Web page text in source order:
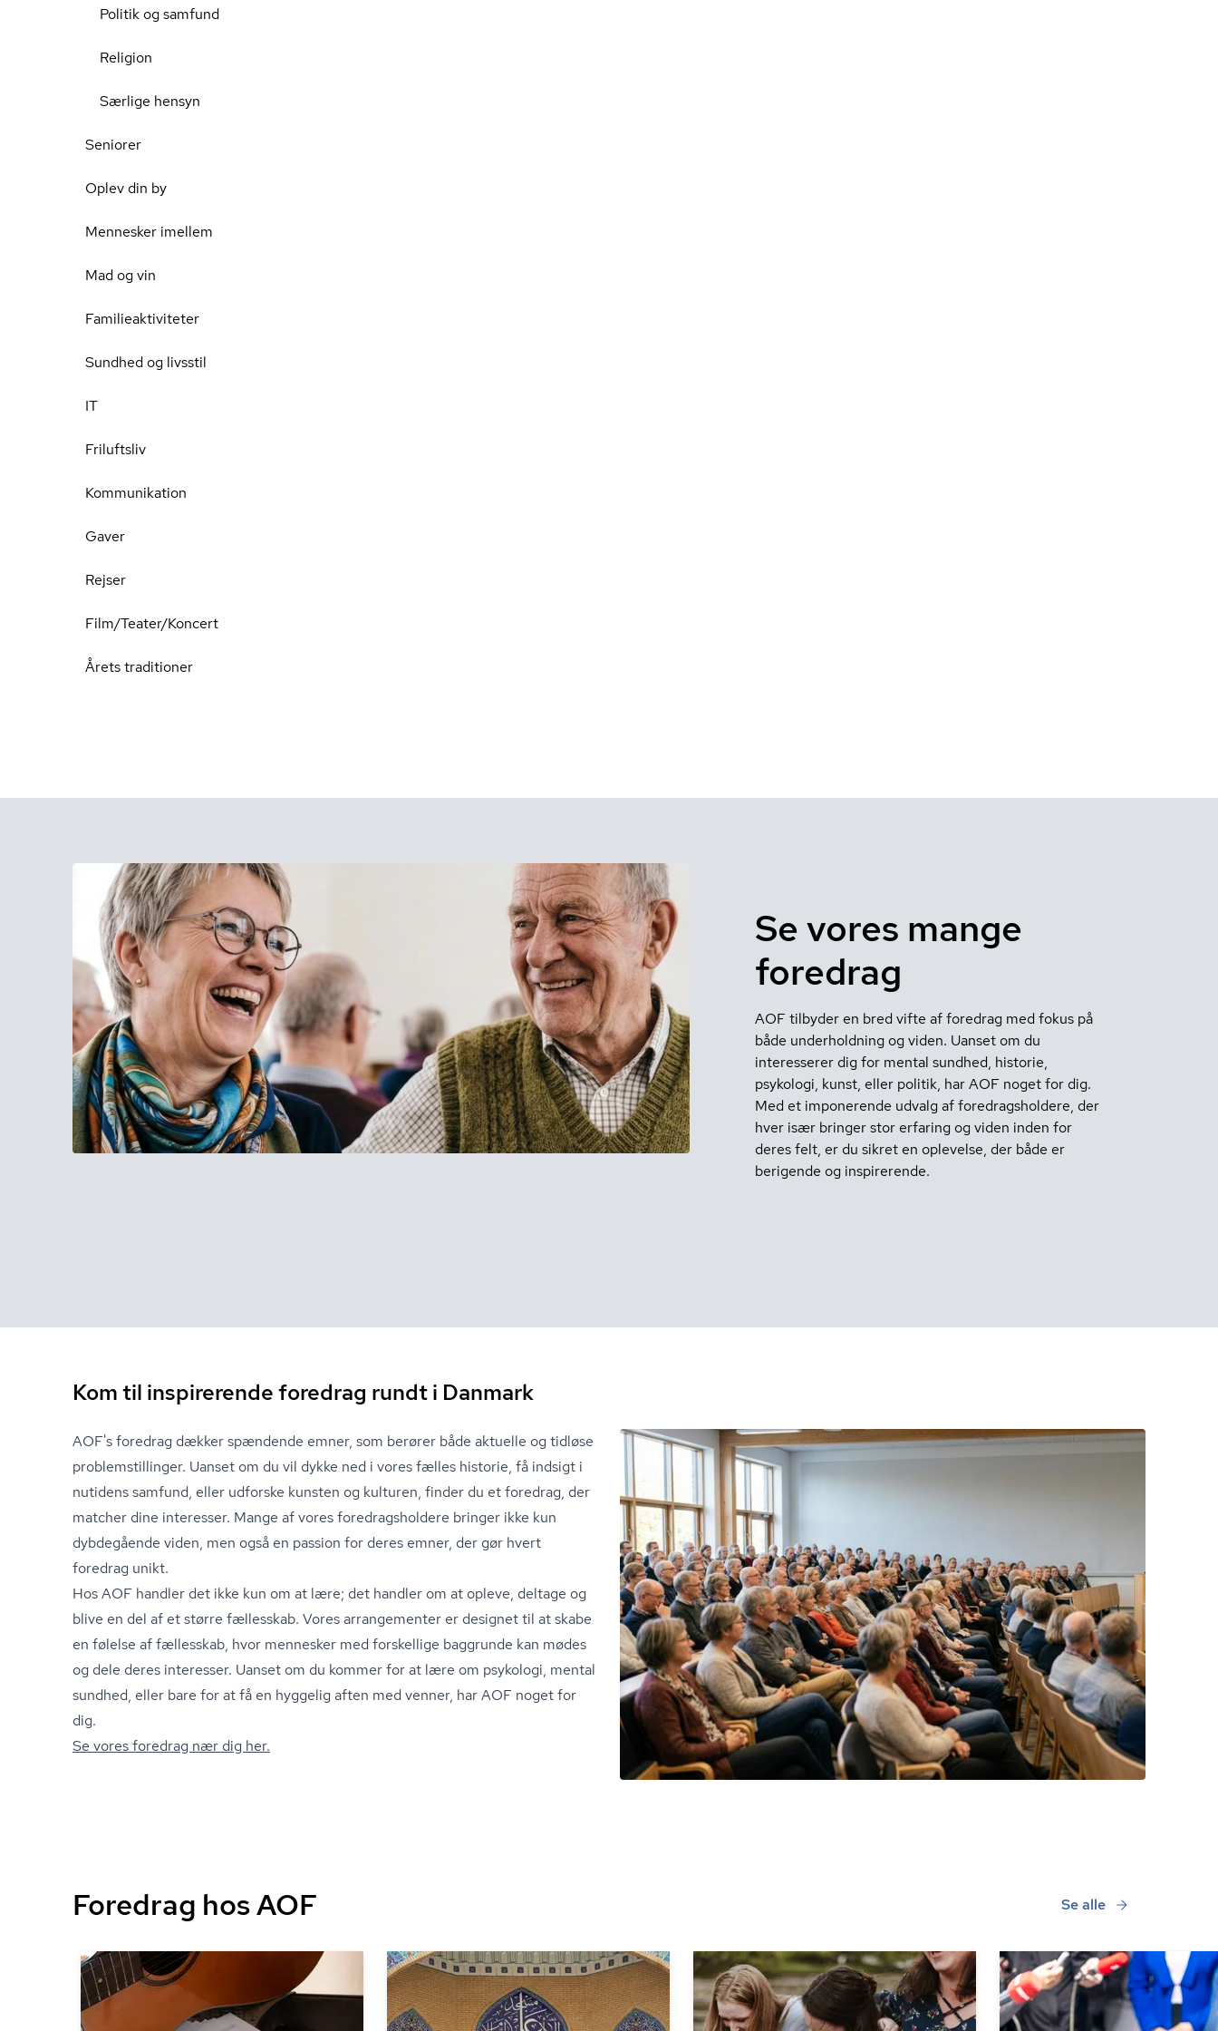
Politik og samfund
Religion
Særlige hensyn
Seniorer
Oplev din by
Mennesker imellem
Mad og vin
Familieaktiviteter
Sundhed og livsstil
IT
Friluftsliv
Kommunikation
Gaver
Rejser
Film/Teater/Koncert
Årets traditioner
Se vores mange
foredrag
AOF tilbyder en bred vifte af foredrag med fokus på
både underholdning og viden. Uanset om du
interesserer dig for mental sundhed, historie,
psykologi, kunst, eller politik, har AOF noget for dig.
Med et imponerende udvalg af foredragsholdere, der
hver især bringer stor erfaring og viden inden for
deres felt, er du sikret en oplevelse, der både er
berigende og inspirerende.
Kom til inspirerende foredrag rundt i Danmark
AOF's foredrag dækker spændende emner, som berører både aktuelle og tidløse
pro­blem­stil­lin­ger. Uanset om du vil dykke ned i vores fælles historie, få indsigt i
nutidens samfund, eller udforske kunsten og kulturen, finder du et foredrag, der
matcher dine interesser. Mange af vores fored­rags­hol­de­re bringer ikke kun
dybdegående viden, men også en passion for deres emner, der gør hvert
foredrag unikt.
Hos AOF handler det ikke kun om at lære; det handler om at opleve, deltage og
blive en del af et større fællesskab. Vores arrangementer er designet til at skabe
en følelse af fællesskab, hvor mennesker med forskellige baggrunde kan mødes
og dele deres interesser. Uanset om du kommer for at lære om psykologi, mental
sundhed, eller bare for at få en hyggelig aften med venner, har AOF noget for
dig.
Se vores foredrag nær dig her.
Foredrag hos AOF Se alle